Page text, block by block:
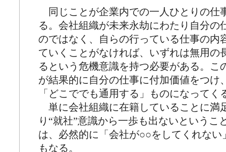
同じことが企業内での一人ひとりの仕
る。会社組織が未来永劫にわたり自分の
のではなく、自らの行っている仕事の内
ていくことがなければ、いずれは無用の
るという危機意識を持つ必要がある。こ
が結果的に自分の仕事に付加価値をつけ
「どこででも通用する」ものになってく
単に会社組織に在籍していることに満
り“就社”意識から一歩も出ないというこ
は、必然的に「会社が○○をしてくれない
もなる。